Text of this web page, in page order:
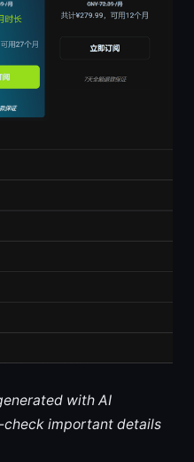
with AI
check important details